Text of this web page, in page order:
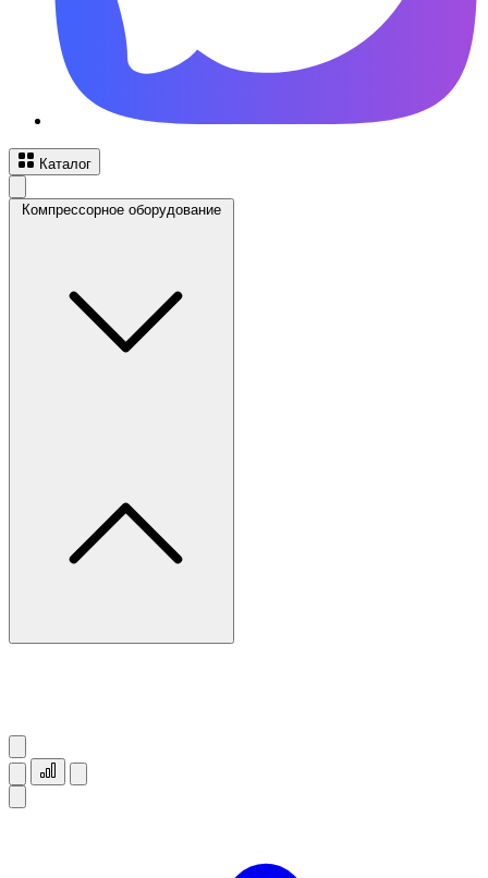
Каталог
Компрессорное оборудование